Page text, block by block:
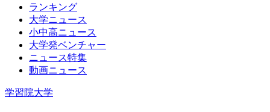
ランキング
大学ニュース
小中高ニュース
大学発ベンチャー
ニュース特集
動画ニュース
学習院大学